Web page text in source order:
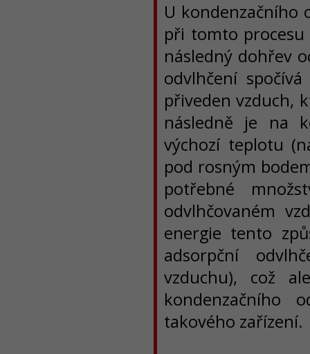
U kondenzačního
při tomto
následný dohřev
odvlhčení
přiveden vzduch,
následně je na
výchozí teplotu
pod rosným
potřebné
odvlhčovaném
energie tento
adsorpční
vzduchu), což
kondenzačního
takového zařízení.